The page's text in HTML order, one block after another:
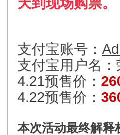
支付宝账号：
支付宝用户名
4.21预售价：
4.22预售价：
本次活动最终解释